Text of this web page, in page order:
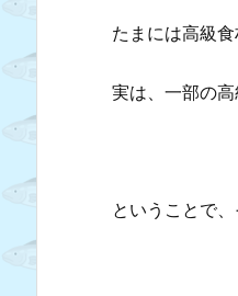
たまには高級食
実は、一部の
ということで